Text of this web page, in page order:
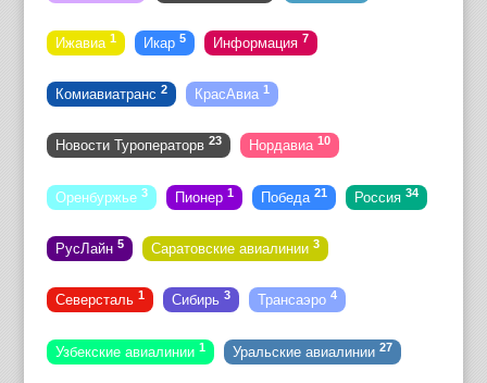
Ижавиа 1 Икар 5 Информация 7
Комиавиатранс 2 КрасАвиа 1
Новости Туроператорв 23 Нордавиа 10
Оренбуржье 3 Пионер 1 Победа 21 Россия 34
РусЛайн 5 Саратовские авиалинии 3
Северсталь 1 Сибирь 3 Трансаэро 4
Узбекские авиалинии 1 Уральские авиалинии 27